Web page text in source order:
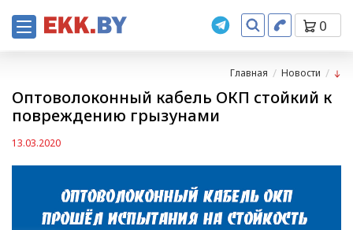
0
Главная Новости
Оптоволоконный кабель ОКП стойкий к
повреждению грызунами
13.03.2020